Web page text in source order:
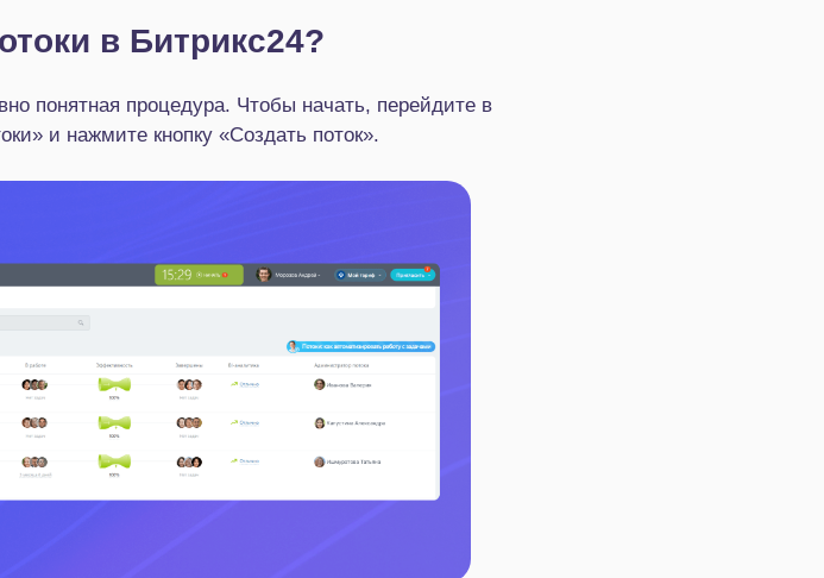
в Битрикс24?
понятная процедура. Чтобы начать, перейдите в
и нажмите кнопку «Создать поток».